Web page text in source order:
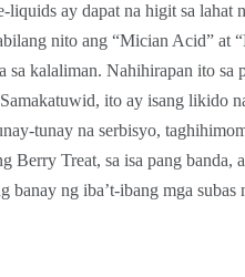
ay dapat na higit sa lahat
nito ang “Mician Acid” at
kalaliman. Nahihirapan ito sa
ito ay isang likido
tunay na serbisyo,
Berry Treat, sa isa pang banda,
ng iba’t-ibang mga subas